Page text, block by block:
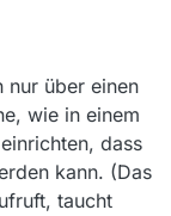
nur über einen
wie in einem
dass
kann. (Das
taucht